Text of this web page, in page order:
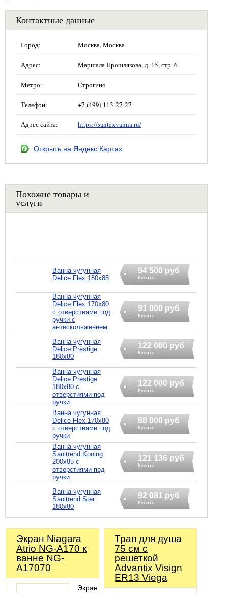
Контактные данные
Город: Москва, Москва
Адрес: Маршала Прошлякова, д. 15, стр. 6
Метро: Строгино
Телефон: +7 (499) 113-27-27
Адрес сайта: https://santexvanna.ru/
Открыть на Яндекс.Картах
Похожие товары и
услуги
Ванна чугунная
Delice Flex 180x85
94 500 руб
Купить
Ванна чугунная
Delice Flex 170x80
с отверстиями под
ручки с
антискольжением
91 000 руб
Купить
Ванна чугунная
Delice Prestige
180x80
122 000 руб
Купить
Ванна чугунная
Delice Prestige
180x80 с
отверстиями под
ручки
122 000 руб
Купить
Ванна чугунная
Delice Flex 170x80
с отверстиями под
ручки
88 000 руб
Купить
Ванна чугунная
Sanitrend Koning
200х85 с
отверстиями под
ручки
121 136 руб
Купить
Ванна чугунная
Sanitrend Ster
180х80
92 081 руб
Купить
Экран Niagara
Atrio NG-A170 к
ванне NG-
A17070
Экран
Трап для душа
75 см с
решеткой
Advantix Visign
ER13 Viega